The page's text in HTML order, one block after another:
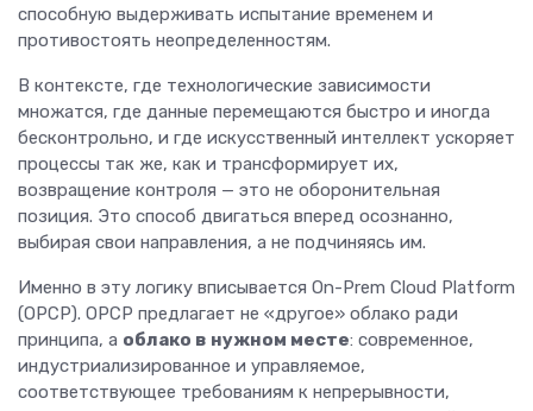
способную выдерживать испытание временем и
противостоять неопределенностям.
В контексте, где технологические зависимости
множатся, где данные перемещаются быстро и иногда
бесконтрольно, и где искусственный интеллект ускоряет
процессы так же, как и трансформирует их,
возвращение контроля — это не оборонительная
позиция. Это способ двигаться вперед осознанно,
выбирая свои направления, а не подчиняясь им.
Именно в эту логику вписывается On-Prem Cloud Platform
(OPCP). OPCP предлагает не «другое» облако ради
принципа, а облако в нужном месте: современное,
индустриализированное и управляемое,
соответствующее требованиям к непрерывности,